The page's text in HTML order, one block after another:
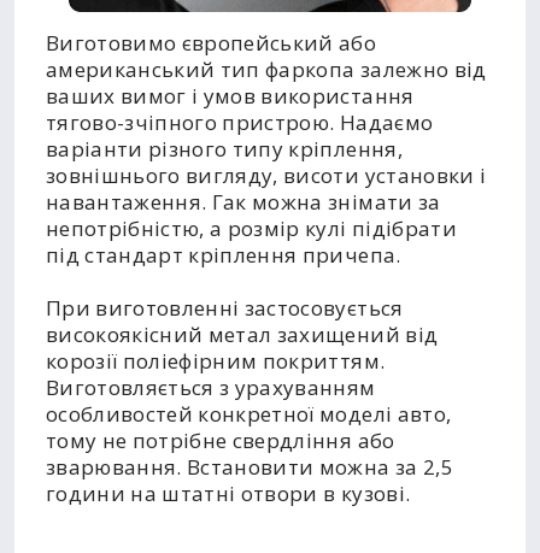
Виготовимо європейський або
американський тип фаркопа залежно від
ваших вимог і умов використання
тягово-зчіпного пристрою. Надаємо
варіанти різного типу кріплення,
зовнішнього вигляду, висоти установки і
навантаження. Гак можна знімати за
непотрібністю, а розмір кулі підібрати
під стандарт кріплення причепа.
При виготовленні застосовується
високоякісний метал захищений від
корозії поліефірним покриттям.
Виготовляється з урахуванням
особливостей конкретної моделі авто,
тому не потрібне свердління або
зварювання. Встановити можна за 2,5
години на штатні отвори в кузові.